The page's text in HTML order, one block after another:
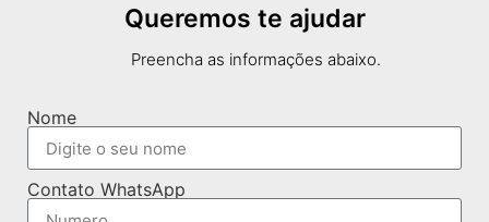
Queremos te ajudar
Preencha as informações abaixo.
Nome
Contato WhatsApp